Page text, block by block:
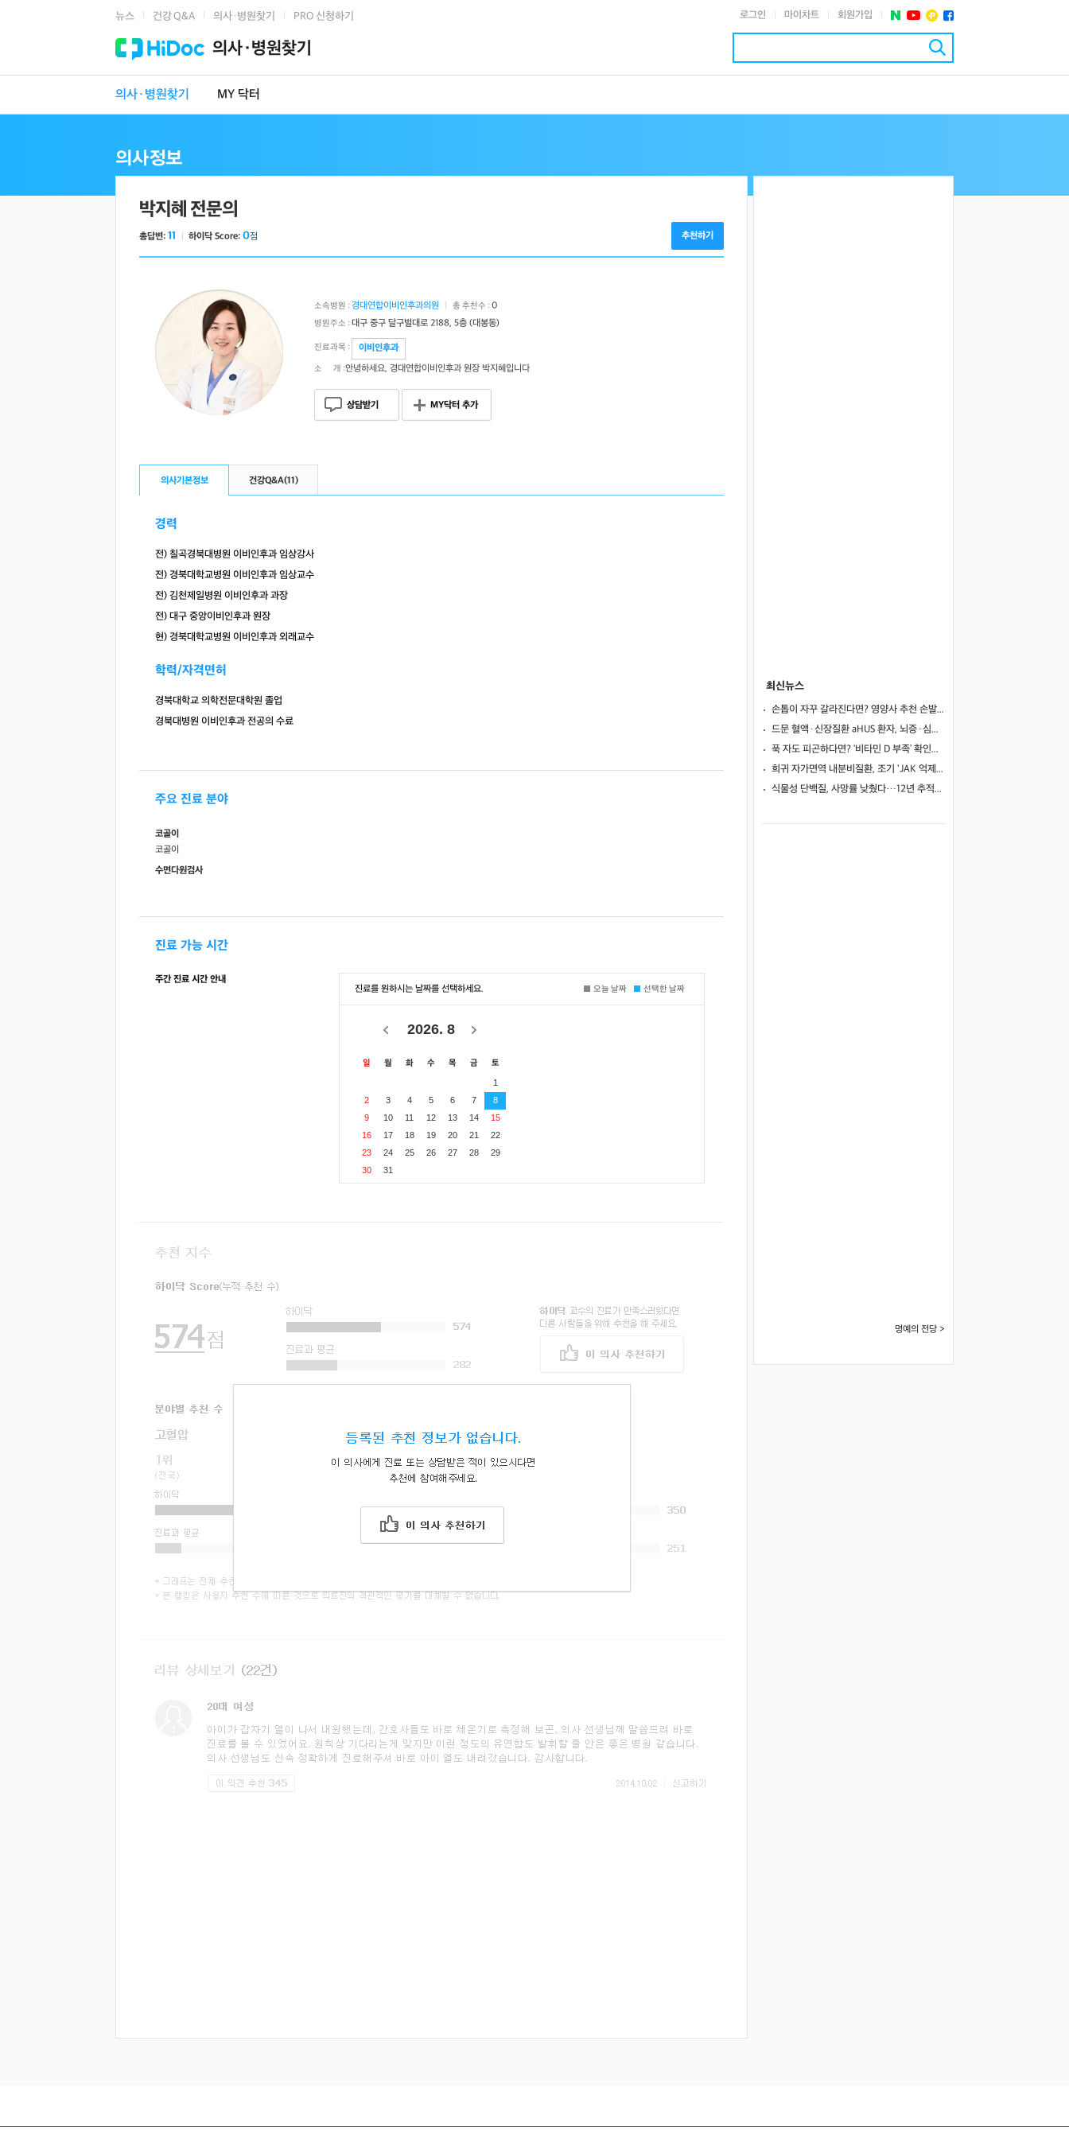
뉴스 건강 Q&A 의사·병원찾기 PRO 신청하기 로그인 마이차트 회원가입
의사·병원찾기
의사·병원찾기 MY 닥터
박지혜 전문의
총답변: 11 하이닥 Score: 0점 추천하기
소속병원 : 경대연합이비인후과의원 총 추천수 : 0
병원주소 : 대구 중구 달구벌대로 2188, 5층 (대봉동)
진료과목 : 이비인후과
소 개 :안녕하세요, 경대연합이비인후과 원장 박지혜입니다
상담받기 MY닥터 추가
의사기본정보 건강Q&A(11)
경력
전) 칠곡경북대병원 이비인후과 임상강사
전) 경북대학교병원 이비인후과 임상교수
전) 김천제일병원 이비인후과 과장
전) 대구 중앙이비인후과 원장
현) 경북대학교병원 이비인후과 외래교수
학력/자격면허
경북대학교 의학전문대학원 졸업
경북대병원 이비인후과 전공의 수료
주요 진료 분야
코골이
코골이
수면다원검사
진료 가능 시간
주간 진료 시간 안내
진료를 원하시는 날짜를 선택하세요.
오늘 날짜 선택한 날짜
2026. 8
일 월 화 수 목 금 토
1
2
3 4 5 6 7
8
9
10 11 12 13 14
15
16
17 18 19 20 21
22
23
24 25 26 27 28
29
30
31
최신뉴스
손톱이 자꾸 갈라진다면? 영양사 추천 손발톱 강화 음식 5가지
드문 혈액·신장질환 aHUS 환자, 뇌증·심근병증 겹쳤지만…조기 보체억제치료로 신경학적 회복 보여
푹 자도 피곤하다면? ‘비타민 D 부족’ 확인해야
희귀 자가면역 내분비질환, 조기 'JAK 억제제'로 진행 막고 호르몬 기능 되살렸다
식물성 단백질, 사망률 낮췄다…12년 추적서 35% 감소
명예의 전당 >